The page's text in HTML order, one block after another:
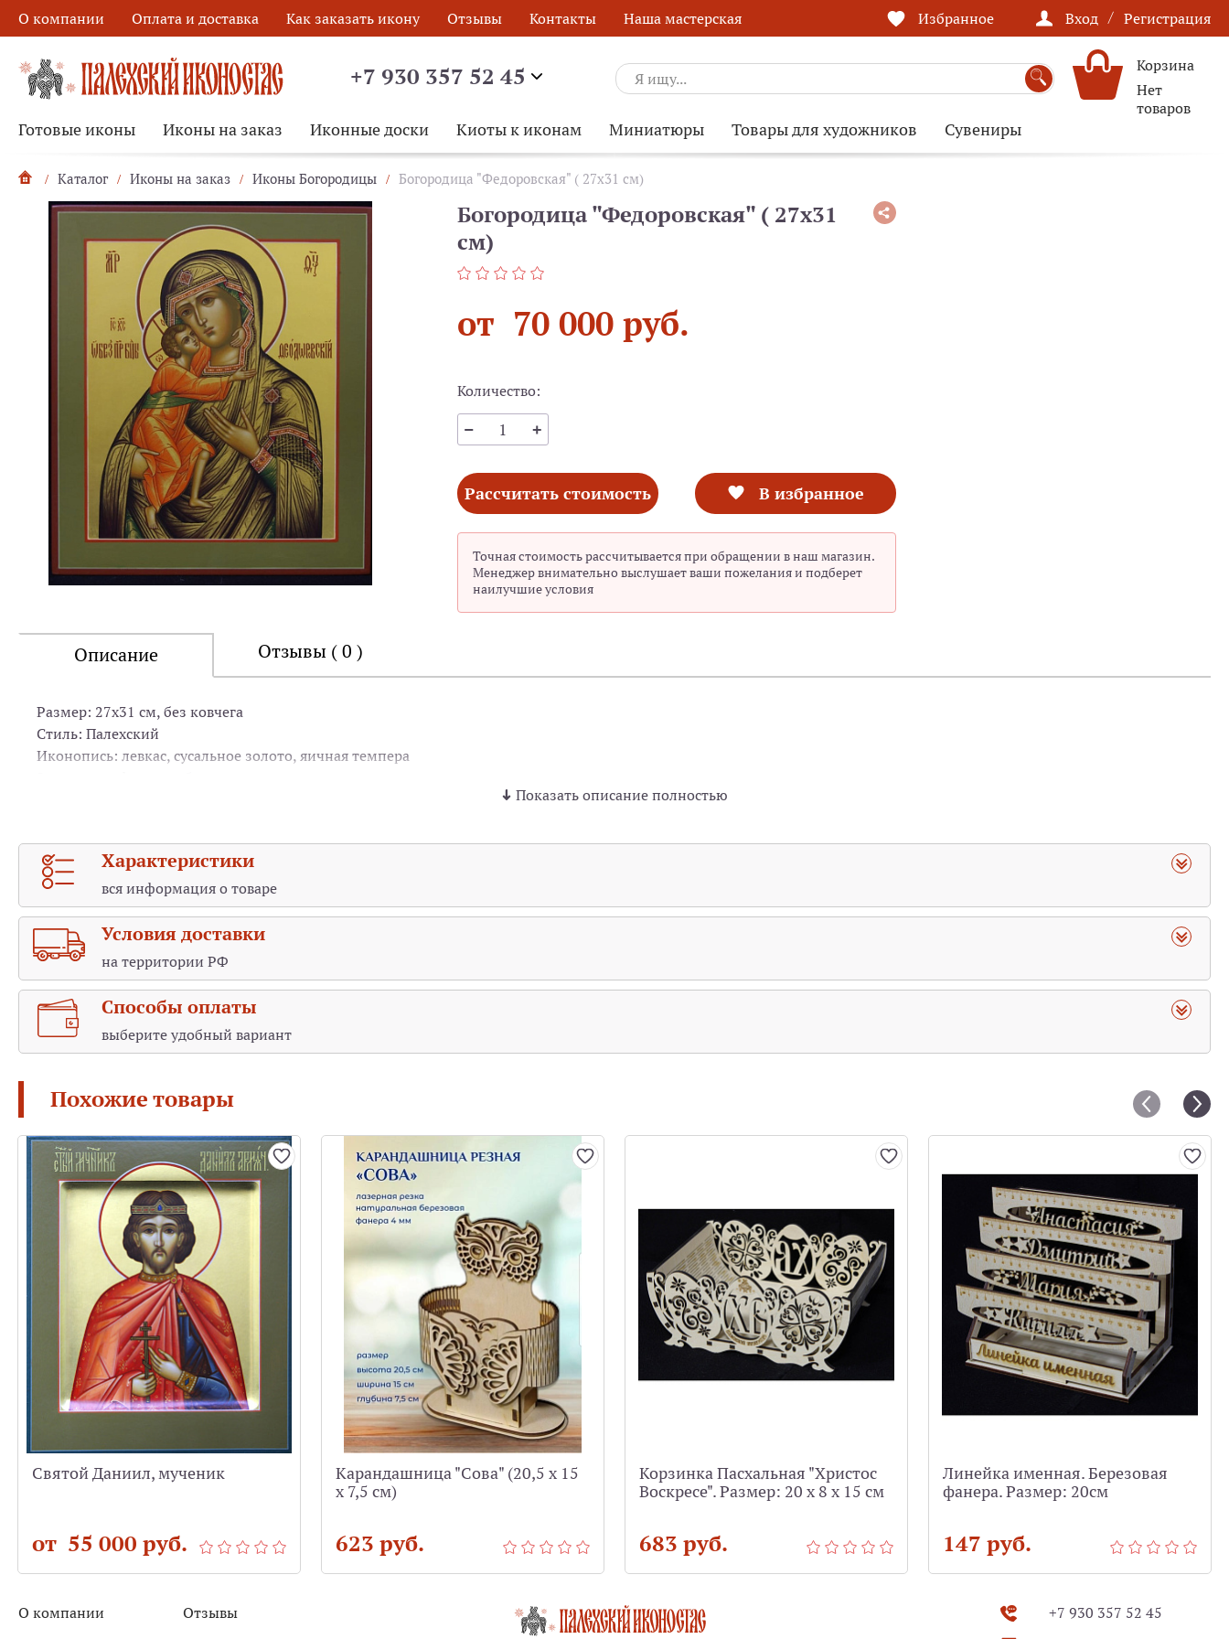
О компании Оплата и доставка Как заказать икону Отзывы Контакты Наша мастерская Избранное Вход / Регистрация
+7 930 357 52 45
Корзина
Нет
товаров
Готовые иконы Иконы на заказ Иконные доски Киоты к иконам Миниатюры Товары для художников Сувениры
Каталог Иконы на заказ Иконы Богородицы Богородица "Федоровская" ( 27х31 см)
Богородица "Федоровская" ( 27х31
см)
от 70 000 руб.
Количество:
Рассчитать стоимость В избранное
Точная стоимость рассчитывается при обращении в наш магазин.
Менеджер внимательно выслушает ваши пожелания и подберет
наилучшие условия
Описание Отзывы ( 0 )
Размер: 27х31 см, без ковчега
Стиль: Палехский
Иконопись: левкас, сусальное золото, яичная темпера
Богоявленско-Анастасиина монастыря в Костроме.
Предание приписывает её авторство евангелисту Луке, иконография сходна с Владимирской иконой.
Согласно Повести о явлении чудотворной иконы Федоровской, 15 августа 1239 накануне праздника Успения Пресвятой Богородицы, жители Костромы видели на
улицах города воина с иконой Божией Матери на руках. Воин пронес икону через весь город, а на следующий день костромской князь Василий Квашня, близ реки
Запрудни во время охоты увидел икону Богородицы, висящую на дереве.
При участии духовенства икона была перенесена в Кострому и поставлена в соборной церкви церкви святаго великомученика Феодора Стратилата.
Позднее на месте её обретения был построен Запрудненский Спасский монастырь. В настоящее время на этом месте находится храм Спаса на Запрудне.
Показать описание полностью
Характеристики
вся информация о товаре
Условия доставки
на территории РФ
Способы оплаты
выберите удобный вариант
Похожие товары
Святой Даниил, мученик
от 55 000 руб.
Карандашница "Сова" (20,5 х 15
х 7,5 см)
623 руб.
Корзинка Пасхальная "Христос
Воскресе". Размер: 20 х 8 х 15 см
683 руб.
Линейка именная. Березовая
фанера. Размер: 20см
147 руб.
О компании
Отзывы
+7 930 357 52 45